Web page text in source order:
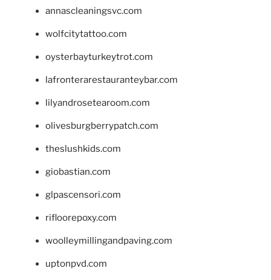
annascleaningsvc.com
wolfcitytattoo.com
oysterbayturkeytrot.com
lafronterarestauranteybar.com
lilyandrosetearoom.com
olivesburgberrypatch.com
theslushkids.com
giobastian.com
glpascensori.com
rifloorepoxy.com
woolleymillingandpaving.com
uptonpvd.com